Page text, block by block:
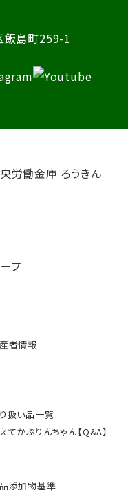
飯島町259-1
者情報
扱い品一覧
てかぶりんちゃん【Q&A】
添加物基準